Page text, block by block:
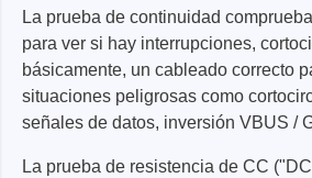
La prueba de continuidad
para ver si hay interrupciones,
básicamente, un cableado correcto
situaciones peligrosas como
señales de datos, inversión VBUS /
La prueba de resistencia de CC